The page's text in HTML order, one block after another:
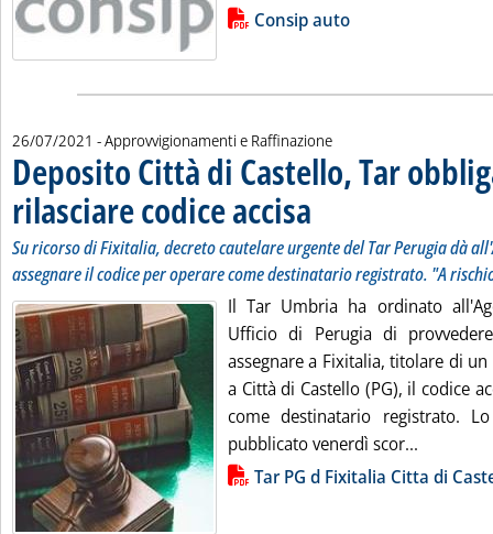
Lista allegati PDF alla notizia
Consip auto
26/07/2021 - Approvvigionamenti e Raffinazione
Deposito Città di Castello, Tar
rilasciare codice accisa . Sottotitolo: Su ricorso di
. Pubblicata lunedì 26 luglio
Su ricorso di Fixitalia, decreto cautelare urgente del Tar Perugia dà
assegnare il codice per operare come destinatario registrato. "A
Il Tar Umbria ha ordinato
Ufficio di Perugia di
assegnare a Fixitalia, titolare di
a Città di Castello (PG), il codice
come destinatario registrato.
pubblicato venerdì scor...
Lista allegati PDF alla notiziaTar PG d Fixitalia Citta di